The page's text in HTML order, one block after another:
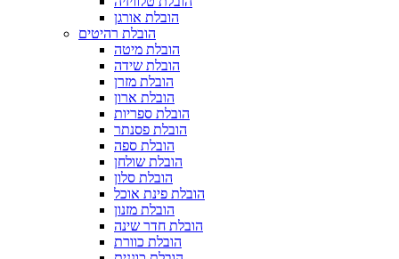
הובלת אורגן
הובלת רהיטים
הובלת מיטה
הובלת שידה
הובלת מזרן
הובלת ארון
הובלת ספריות
הובלת פסנתר
הובלת ספה
הובלת שולחן
הובלת סלון
הובלת פינת אוכל
הובלת מזנון
הובלת חדר שינה
הובלת כוורת